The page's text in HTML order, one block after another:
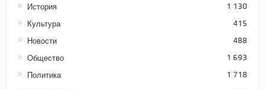
История 1 130
Культура 415
Новости 488
Общество 1 693
Политика 1 718